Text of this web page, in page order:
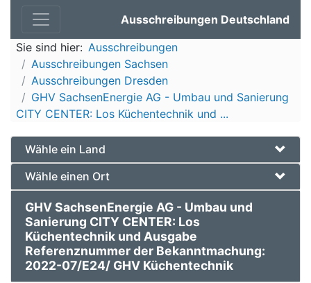
Ausschreibungen Deutschland
Sie sind hier: Ausschreibungen
Ausschreibungen Sachsen
Ausschreibungen Dresden
GHV SachsenEnergie AG - Umbau und Sanierung
CITY CENTER: Los Küchentechnik und ...
Wähle ein Land
Wähle einen Ort
GHV SachsenEnergie AG - Umbau und
Sanierung CITY CENTER: Los
Küchentechnik und Ausgabe
Referenznummer der Bekanntmachung:
2022-07/E24/ GHV Küchentechnik